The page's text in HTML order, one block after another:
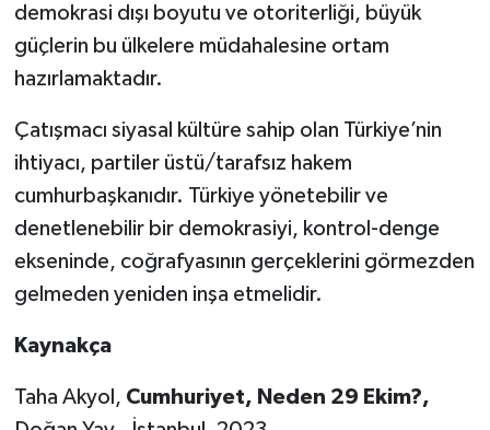
demokrasi dışı boyutu ve otoriterliği, büyük
güçlerin bu ülkelere müdahalesine ortam
hazırlamaktadır.
Çatışmacı siyasal kültüre sahip olan Türkiye’nin
ihtiyacı, partiler üstü/tarafsız hakem
cumhurbaşkanıdır. Türkiye yönetebilir ve
denetlenebilir bir demokrasiyi, kontrol-denge
ekseninde, coğrafyasının gerçeklerini görmezden
gelmeden yeniden inşa etmelidir.
Kaynakça
Taha Akyol, Cumhuriyet, Neden 29 Ekim?,